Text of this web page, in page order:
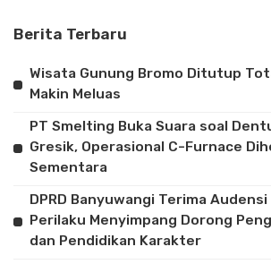
Berita Terbaru
Wisata Gunung Bromo Ditutup
Makin Meluas
PT Smelting Buka Suara soal
Gresik, Operasional C-Furnace
Sementara
DPRD Banyuwangi Terima Audensi
Perilaku Menyimpang Dorong
dan Pendidikan Karakter